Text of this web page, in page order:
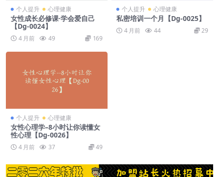
个人提升 心理健康
女性成长必修课·学会爱自己
【Dg-0024】
4 月前 49 169
个人提升 心理健康
私密培训一个月【Dg-0025】
4 月前 44 29
个人提升 心理健康
女性心理学–8小时让你读懂女
性心理【Dg-0026】
4 月前 37 49